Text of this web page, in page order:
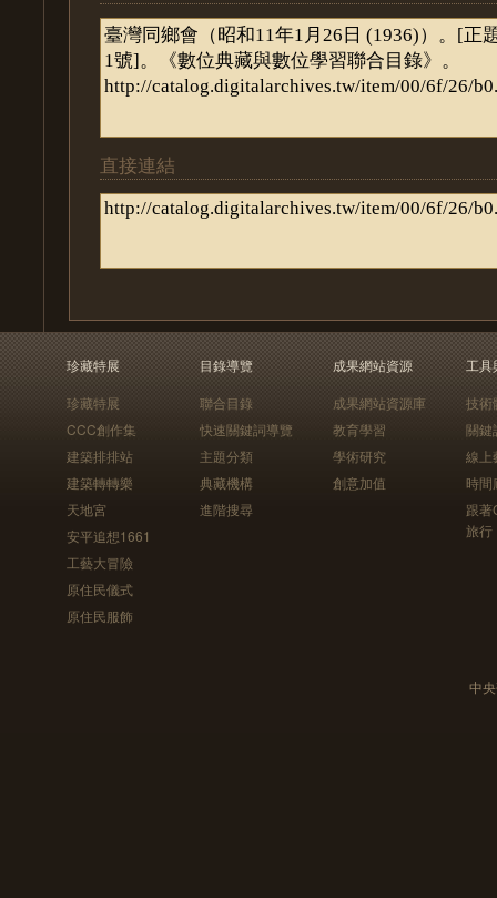
直接連結
珍藏特展
珍藏特展
CCC創作集
建築排排站
建築轉轉樂
天地宮
安平追想1661
工藝大冒險
原住民儀式
原住民服飾
目錄導覽
聯合目錄
快速關鍵詞導覽
主題分類
典藏機構
進階搜尋
成果網站資源
成果網站資源庫
教育學習
學術研究
創意加值
工具
技術
關鍵
線上
時間
跟
旅行
中